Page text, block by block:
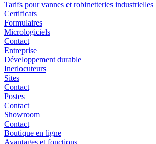
Tarifs pour vannes et robinetteries industrielles
Certificats
Formulaires
Micrologiciels
Contact
Entreprise
Développement durable
Inerlocuteurs
Sites
Contact
Postes
Contact
Showroom
Contact
Boutique en ligne